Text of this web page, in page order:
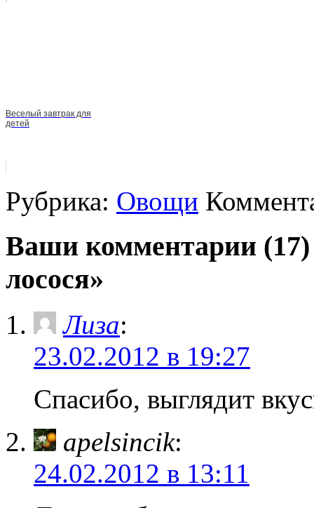
Веселый завтрак для
детей
Рубрика: Овощи
Ваши комментарии (17)
лосося»
Лиза:
23.02.2012 в 19:27
Спасибо, выглядит
apelsincik:
24.02.2012 в 13:11